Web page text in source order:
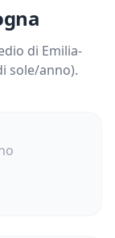
di Emilia-
sole/anno).